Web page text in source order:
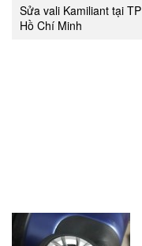
Sửa vali Kamiliant tại TP
Hồ Chí Minh